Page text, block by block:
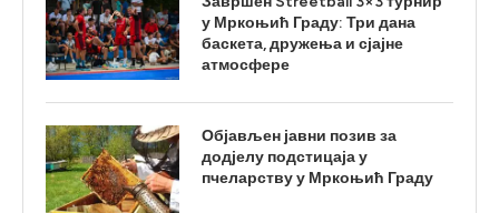
у Мркоњић Граду: Три дана
баскета, дружења и сјајне
атмосфере
Објављен јавни позив за
додјелу подстицаја у
пчеларству у Мркоњић Граду